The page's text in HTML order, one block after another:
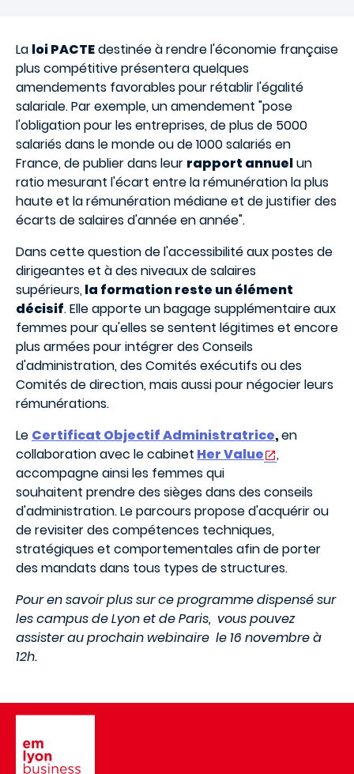
La loi PACTEdestinée à rendre l'économie française
plus compétitive présentera quelques
amendements favorables pour rétablir l'égalité
salariale. Par exemple, un amendement "pose
l'obligation pour les entreprises, de plus de 5000
salariés dans le monde ou de 1000 salariés en
France, de publier dans leur rapport annuelun
ratio mesurant l'écart entre la rémunération la plus
haute et la rémunération médiane et de justifier des
écarts de salaires d'année en année".
Dans cette question de l'accessibilité aux postes de
dirigeantes et à des niveaux de salaires
supérieurs,la formation reste un élément
décisif. Elle apporte un bagage supplémentaire aux
femmes pour qu'elles se sentent légitimes et encore
plus armées pour intégrer des Conseils
d'administration, des Comités exécutifs ou des
Comités de direction, mais aussi pour négocier leurs
rémunérations.
Le Certificat Objectif Administratrice,en
collaboration avec le cabinet Her Value
,
accompagne ainsi les femmes qui
souhaitent prendre des sièges dans des conseils
d'administration. Le parcours propose d'acquérir ou
de revisiter des compétences techniques,
stratégiques et comportementales afin de porter
des mandats dans tous types de structures.
Pour en savoir plus sur ce programme dispensé sur
les campus de Lyon et de Paris, vous pouvez
assister au prochain webinaire le 16 novembre à
12h.